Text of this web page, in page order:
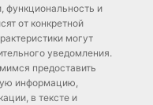
функциональность и
от конкретной
могут
уведомления.
предоставить
информацию,
в тексте и